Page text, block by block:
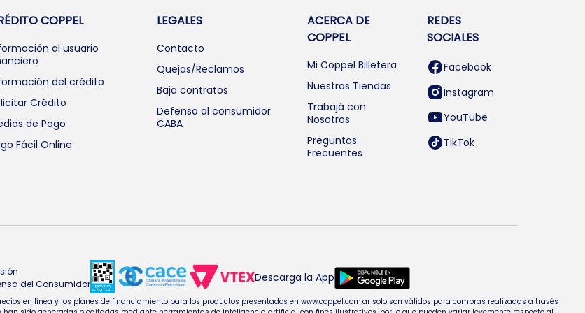
COPPEL
al usuario
del crédito
Crédito
de Pago
Fácil Online
LEGALES
Contacto
Quejas/Reclamos
Baja contratos
Defensa al consumidor
CABA
ACERCA DE
COPPEL
Mi Coppel Billetera
Nuestras Tiendas
Trabajá con
Nosotros
Preguntas
Frecuentes
REDES
SOCIALES
Facebook
Instagram
YouTube
TikTok
del Consumidor
Descarga la App
en línea y los planes de financiamiento para los productos presentados en www.coppel.com.ar solo son válidos para compras realizadas a través